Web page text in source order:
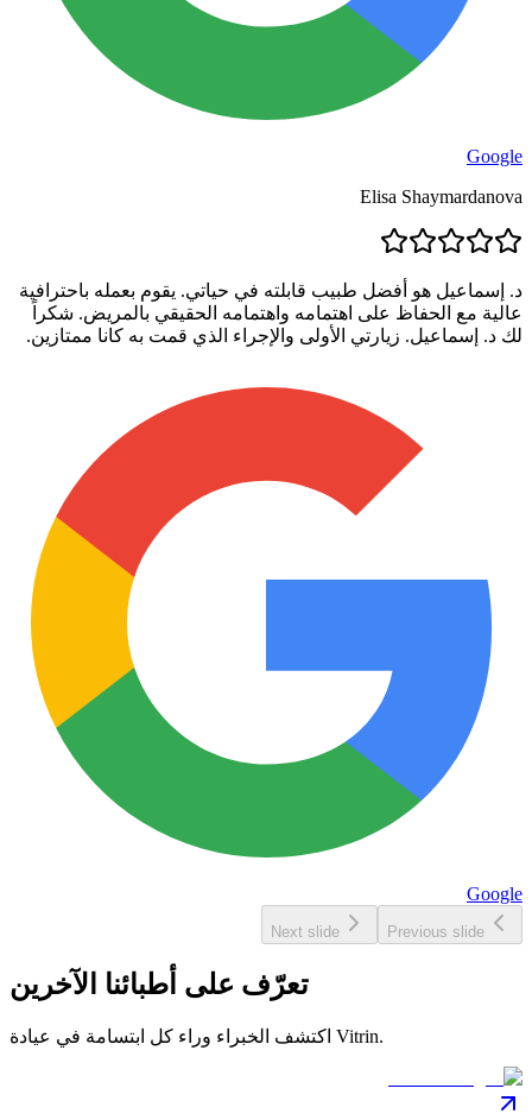
Google
Elisa Shaymardanova
د. إسماعيل هو أفضل طبيب قابلته في حياتي. يقوم بعمله باحترافية
عالية مع الحفاظ على اهتمامه واهتمامه الحقيقي بالمريض. شكراً
لك د. إسماعيل. زيارتي الأولى والإجراء الذي قمت به كانا ممتازين.
Google
Previous slide
Next slide
تعرّف على أطبائنا الآخرين
اكتشف الخبراء وراء كل ابتسامة في عيادة Vitrin.